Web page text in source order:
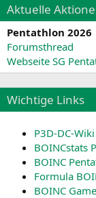
Aktuelle
Pentathlon 2026
Forumsthread
Webseite SG
Wichtige Links
P3D-DC-Wiki
BOINCstats
BOINC
Formula
BOINC